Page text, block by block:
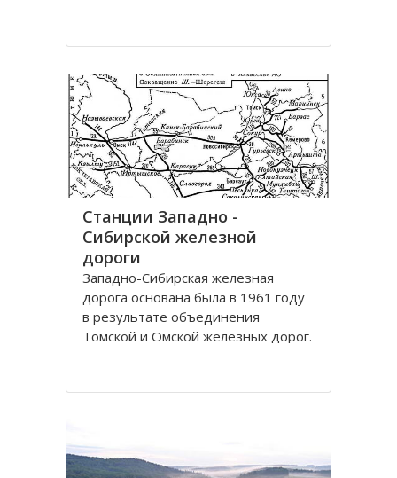
территориям России, Казахстана и
М55. Автомобильная трасса
«Байкал» начинается от г
Станции Западно -
Сибирской железной
дороги
Западно-Сибирская железная
дорога основана была в 1961 году
в результате объединения
Томской и Омской железных дорог.
Сибирской железной дороги
Новосибирской областей